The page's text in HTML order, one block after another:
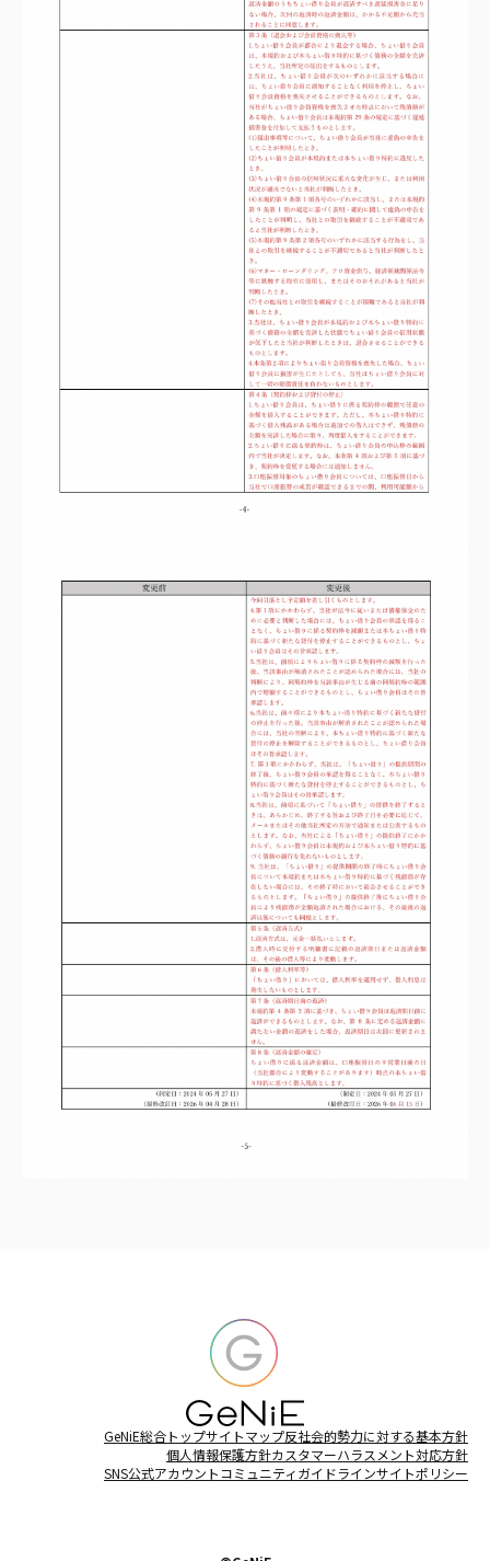
GeNiE総合トップサイトマップ反社会的勢力に対する基本方針
個人情報保護方針カスタマーハラスメント対応方針
SNS公式アカウントコミュニティガイドラインサイトポリシー